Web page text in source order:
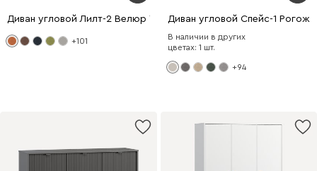
Диван угловой Лилт-2 Велюр Терракотовый
+101
Диван угловой Спейс-1
В наличии в других
цветах: 1 шт.
+94